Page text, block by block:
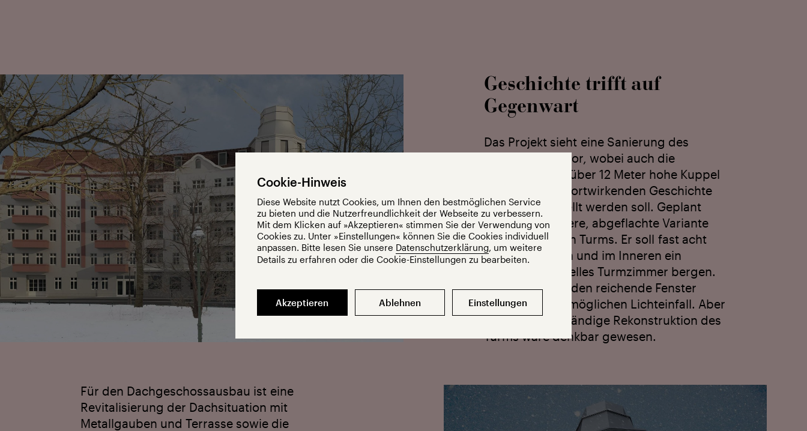
Für den Dach­geschoss­ausbau ist eine
Revitalisierung der Dachsituation mit
Metallgauben und Terrasse sowie die
Geschichte trifft auf
Gegenwart
Das Projekt sieht eine Sanierung des
Vorderhauses vor, wobei auch die
ursprüngliche, über 12 Meter hohe Kuppel
im Sinne einer fort­wirkenden Geschichte
wieder­hergestellt werden soll. Geplant
ist eine niedrigere, abgeflachte Variante
des historischen Turms. Er soll fast acht
Meter hoch sein und im Inneren ein
großzügiges, helles Turmzimmer bergen.
Drei bis zum Boden reichende Fenster
erlauben größt­möglichen Lichteinfall. Aber
auch eine vollständige Rekonstruk­tion des
Turms wäre denkbar gewesen.
Cookie-Hinweis
Diese Website nutzt Cookies, um Ihnen den bestmöglichen Service
zu bieten und die Nutzerfreundlichkeit der Webseite zu verbessern.
Mit dem Klicken auf »Akzeptieren« stimmen Sie der Verwendung von
Cookies zu. Unter »Einstellungen« können Sie die Cookies individuell
anpassen. Bitte lesen Sie unsere Datenschutzerklärung, um weitere
Details zu erfahren oder die Cookie-Einstellungen zu bearbeiten.
Akzeptieren Ablehnen Einstellungen